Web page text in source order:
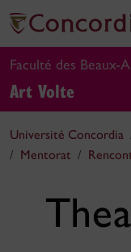
Faculté des Beaux-
Art Volte
Université Concordia
Mentorat